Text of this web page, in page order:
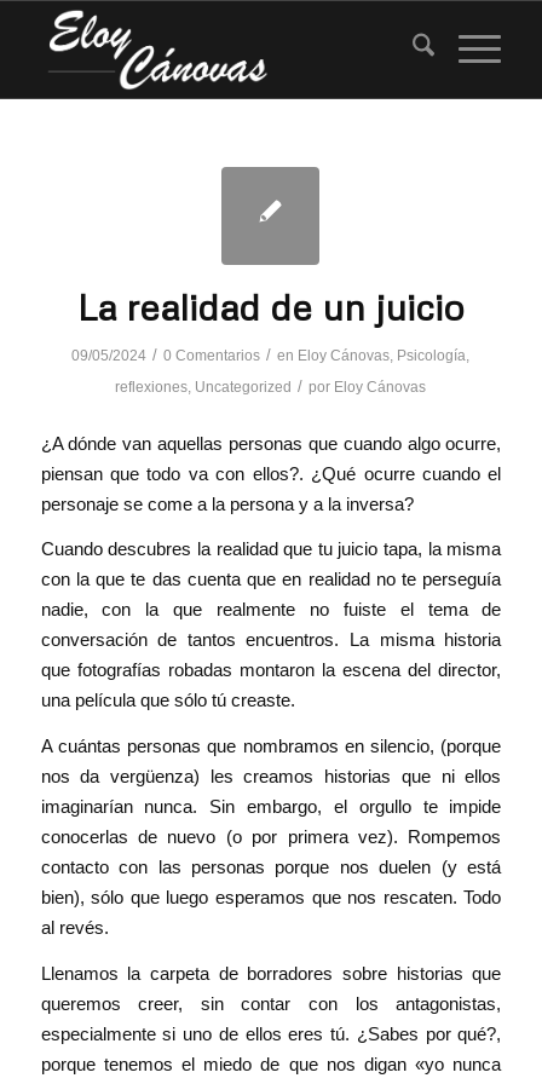
La realidad de un juicio
09/05/2024 / 0 Comentarios / en Eloy Cánovas, Psicología,
reflexiones, Uncategorized / por Eloy Cánovas
¿A dónde van aquellas personas que cuando algo ocurre,
piensan que todo va con ellos?. ¿Qué ocurre cuando el
personaje se come a la persona y a la inversa?
Cuando descubres la realidad que tu juicio tapa, la misma
con la que te das cuenta que en realidad no te perseguía
nadie, con la que realmente no fuiste el tema de
conversación de tantos encuentros. La misma historia
que fotografías robadas montaron la escena del director,
una película que sólo tú creaste.
A cuántas personas que nombramos en silencio, (porque
nos da vergüenza) les creamos historias que ni ellos
imaginarían nunca. Sin embargo, el orgullo te impide
conocerlas de nuevo (o por primera vez). Rompemos
contacto con las personas porque nos duelen (y está
bien), sólo que luego esperamos que nos rescaten. Todo
al revés.
Llenamos la carpeta de borradores sobre historias que
queremos creer, sin contar con los antagonistas,
especialmente si uno de ellos eres tú. ¿Sabes por qué?,
porque tenemos el miedo de que nos digan «yo nunca